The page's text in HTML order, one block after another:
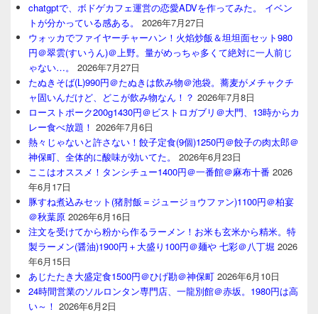
chatgptで、ボドゲカフェ運営の恋愛ADVを作ってみた。 イベン
トが分かっている感ある。
2026年7月27日
ウォッカでファイヤーチャーハン！火焰炒飯＆坦坦面セット980
円＠翠雲(すいうん)＠上野。量がめっちゃ多くて絶対に一人前じ
ゃない…。
2026年7月27日
たぬきそば(L)990円＠たぬきは飲み物＠池袋。蕎麦がメチャクチ
ャ固いんだけど、どこが飲み物なん！？ 2026年7月8日
ローストポーク200g1430円＠ビストロガブリ＠大門、13時からカ
レー食べ放題！ 2026年7月6日
熱々じゃないと許さない！餃子定食(9個)1250円＠餃子の肉太郎＠
神保町、全体的に酸味が効いてた。
2026年6月23日
ここはオススメ！タンシチュー1400円＠一番館＠麻布十番 2026
年6月17日
豚すね煮込みセット(猪肘飯＝ジュージョウファン)1100円＠柏宴
＠秋葉原 2026年6月16日
注文を受けてから粉から作るラーメン！お米も玄米から精米。特
製ラーメン(醤油)1900円＋大盛り100円＠麺や 七彩＠八丁堀 2026
年6月15日
あじたたき大盛定食1500円＠ひげ勘＠神保町 2026年6月10日
24時間営業のソルロンタン専門店、一龍別館＠赤坂。1980円は高
い～！ 2026年6月2日